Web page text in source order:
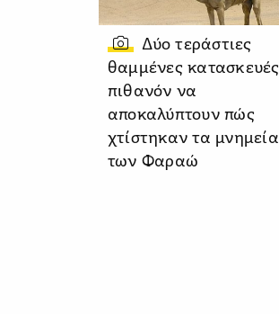
Δύο τεράστιες
θαμμένες κατασκευές
πιθανόν να
αποκαλύπτουν πώς
χτίστηκαν τα μνημεία
των Φαραώ